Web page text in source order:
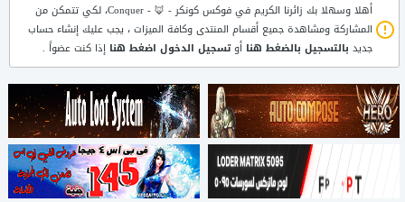
أهلا وسهلا بك زائرنا الكريم فيفوكس كونكر - 🦊 - Conquer
، لكي تتمكن من
المشاركة ومشاهدة جميع أقسام المنتدى وكافة الميزات ، يجب عليك إنشاء حساب
جديد بالتسجيل بالضغط هنا أوتسجيل الدخول اضغط هنا إذا كنت عضواً .